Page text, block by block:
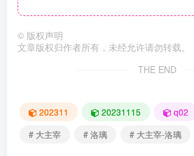
© 版权声明
文章版权归作者所有，未经允许请勿转载。
THE END
202311 20231115 q02
# 大主宰
# 洛璃 # 大主宰-洛璃